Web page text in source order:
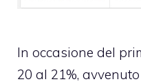
In occasione del
20 al 21%,